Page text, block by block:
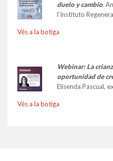
duelo y cambio.
l’Instituto
Vés a la botiga
Webinar: La
oportunidad de
Elisenda Pascual,
Vés a la botiga